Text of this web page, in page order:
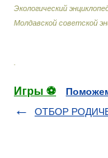
Экологический
Молдавской советской
Игры ⚽
ОТБОР